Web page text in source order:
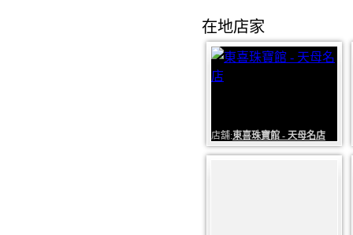
在地店家
店舖:東喜珠寶館 - 天母名店